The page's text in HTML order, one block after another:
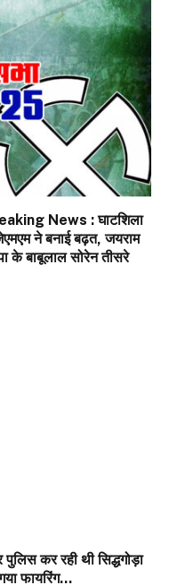
News : घाटशिला
ने बनाई बढ़त, जयराम
के बाबूलाल सोरेन तीसरे
कर रही थी सिद्धगोड़ा
फायरिंग…